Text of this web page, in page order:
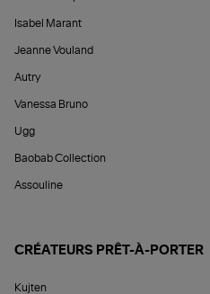
Isabel Marant
Jeanne Vouland
Autry
Vanessa Bruno
Ugg
Baobab Collection
Assouline
CRÉATEURS PRÊT-À-PORTER
Kujten